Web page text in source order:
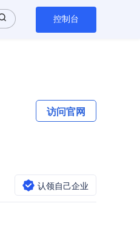
控制台
访问官网
认领自己企业